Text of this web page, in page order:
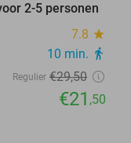
2-5 personen
7.8 star
10 min. directions_walk
Regulier €29,50
€21 ,50